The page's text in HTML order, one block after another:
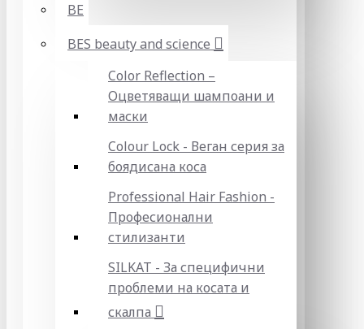
BE
BES beauty and science
Color Reflection –
Оцветяващи шампоани и
маски
Colour Lock - Веган серия за
боядисана коса
Professional Hair Fashion -
Професионални
стилизанти
SILKAT - За специфични
проблеми на косата и
скалпа